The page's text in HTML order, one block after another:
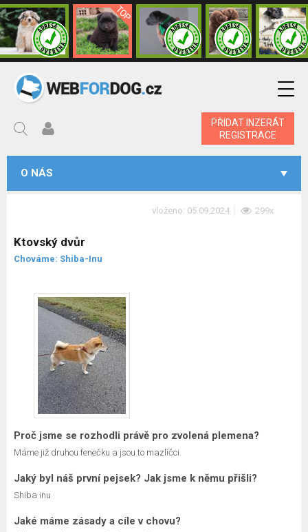
PŘIDAT INZERÁT
REGISTRACE
O NÁS
vloženo: 05.09.2024 299x
Ktovský dvůr
Chováme: Shiba-Inu
Proč jsme se rozhodli právě pro zvolená plemena?
Máme již druhou fenečku a jsou to mazlíčci.
Jaký byl náš první pejsek? Jak jsme k němu přišli?
Shiba inu
Jaké máme zásady a cíle v chovu?